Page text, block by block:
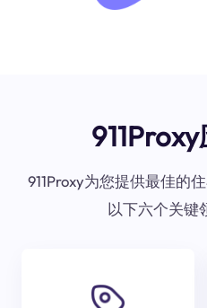
911Proxy为您提供最佳的
以下六个关键